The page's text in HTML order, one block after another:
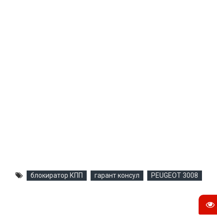
блокиратор КПП гарант консул PEUGEOT 3008